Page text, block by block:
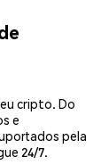
cripto. Do
e
pela
24/7.